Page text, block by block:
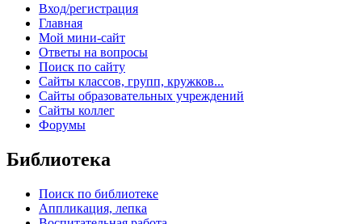
Вход/регистрация
Главная
Мой мини-сайт
Ответы на вопросы
Поиск по сайту
Сайты классов, групп, кружков...
Сайты образовательных учреждений
Сайты коллег
Форумы
Библиотека
Поиск по библиотеке
Аппликация, лепка